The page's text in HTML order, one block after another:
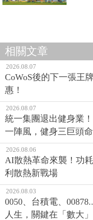
相關文章
2026.08.07
CoWoS後的下一張王
惠！
2026.08.07
統一集團退出健身業
一陣風，健身三巨頭
2026.08.06
AI散熱革命來襲！功
利散熱新戰場
2026.08.03
0050、台積電、
人生，關鍵在「數大」